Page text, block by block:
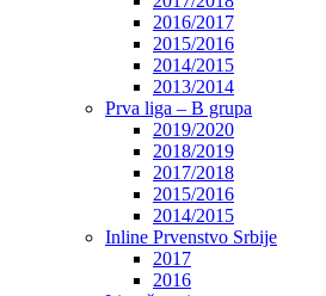
2016/2017
2015/2016
2014/2015
2013/2014
Prva liga – B grupa
2019/2020
2018/2019
2017/2018
2015/2016
2014/2015
Inline Prvenstvo Srbije
2017
2016